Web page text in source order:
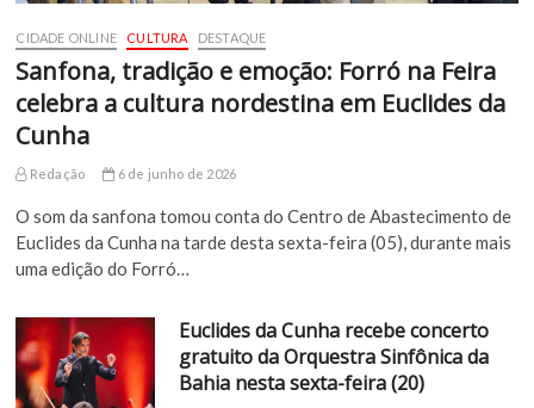
CIDADE ONLINE CULTURA DESTAQUE
Sanfona, tradição e emoção: Forró na Feira
celebra a cultura nordestina em Euclides da
Cunha
Redação 6 de junho de 2026
O som da sanfona tomou conta do Centro de Abastecimento de
Euclides da Cunha na tarde desta sexta-feira (05), durante mais
uma edição do Forró…
Euclides da Cunha recebe concerto
gratuito da Orquestra Sinfônica da
Bahia nesta sexta-feira (20)